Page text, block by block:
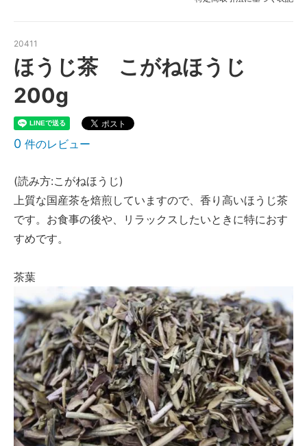
20411
ほうじ茶 こがねほうじ
200g
0 件のレビュー
(読み方:こがねほうじ)
上質な国産茶を焙煎していますので、香り高いほうじ茶
です。お食事の後や、リラックスしたいときに特におす
すめです。
茶葉